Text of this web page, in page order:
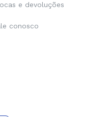
e devoluções
conosco